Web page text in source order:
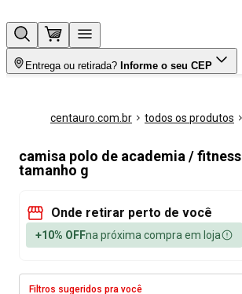
Entrega ou retirada? Informe o seu CEP
centauro.com.br todos os produtos
camisa polo de academia / fitness
tamanho g
Onde retirar perto de você
+10% OFFna próxima compra em loja
Filtros sugeridos pra você